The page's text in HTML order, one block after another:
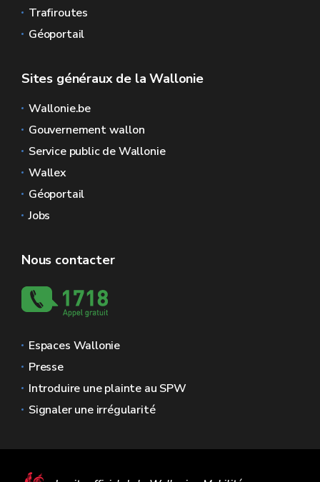
Trafiroutes
Géoportail
Sites généraux de la Wallonie
Wallonie.be
Gouvernement wallon
Service public de Wallonie
Wallex
Géoportail
Jobs
Nous contacter
Espaces Wallonie
Presse
Introduire une plainte au SPW
Signaler une irrégularité